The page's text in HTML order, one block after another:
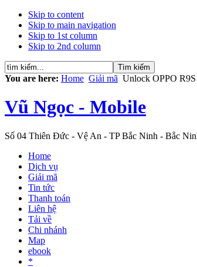
Skip to content
Skip to main navigation
Skip to 1st column
Skip to 2nd column
You are here: Home Giải mã Unlock OPPO
Vũ Ngọc - Mobile
Số 04 Thiên Đức - Vệ An - TP Bắc Ninh - Bắc
Home
Dịch vụ
Giải mã
Tin tức
Thanh toán
Liên hệ
Tải về
Chi nhánh
Map
ebook
*